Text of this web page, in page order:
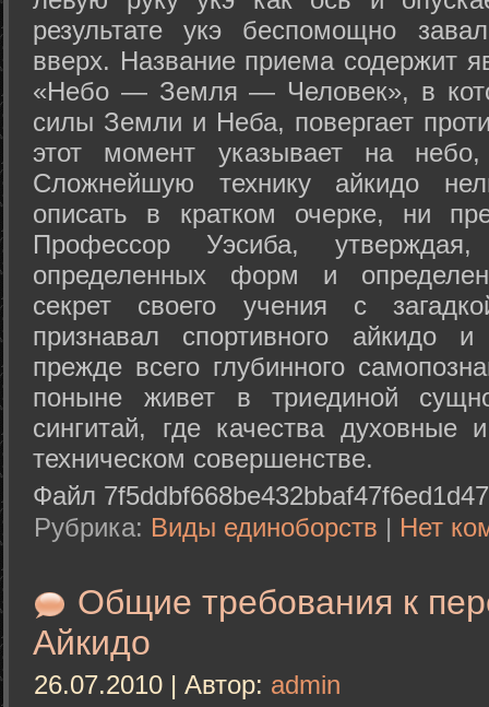
результате укэ беспомощно
вверх. Название приема содержит
«Небо — Земля — Человек», в
силы Земли и Неба, повергает
этот момент указывает на
Сложнейшую технику айкидо
описать в кратком очерке, ни
Профессор Уэсиба,
определенных форм и
секрет своего учения с
признавал спортивного айкидо
прежде всего глубинного
поныне живет в триединой
сингитай, где качества духовные
техническом совершенстве.
Файл
Рубрика: Виды единоборств | Нет
Общие требования к
Айкидо
26.07.2010 | Автор: admin